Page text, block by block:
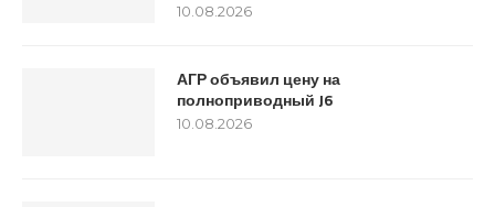
10.08.2026
АГР объявил цену на
полноприводный J6
10.08.2026